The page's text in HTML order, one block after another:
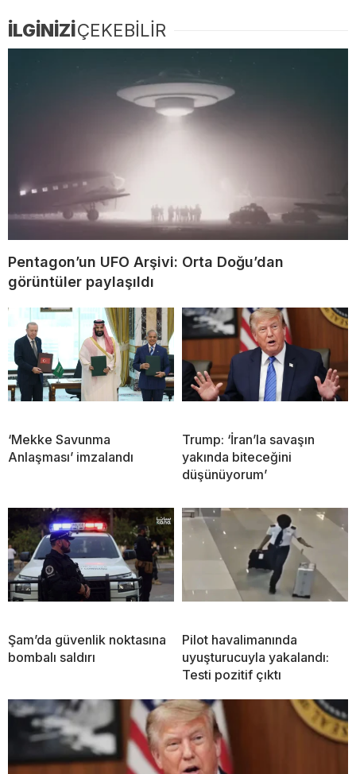
İLGİNİZİÇEKEBİLİR
Pentagon’un UFO Arşivi: Orta Doğu’dan
görüntüler paylaşıldı
‘Mekke Savunma
Anlaşması’ imzalandı
Trump: ‘İran’la savaşın
yakında biteceğini
düşünüyorum’
Şam’da güvenlik noktasına
bombalı saldırı
Pilot havalimanında
uyuşturucuyla yakalandı:
Testi pozitif çıktı